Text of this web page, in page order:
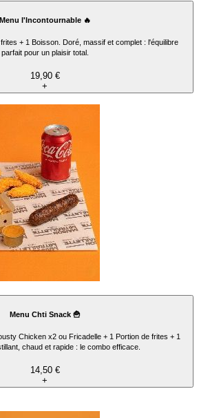
Menu l'Incontournable 🔥
+ 1 Boisson. Doré, massif et complet : l'équilibre
parfait pour un plaisir total.
19,90 €
+
Menu Chti Snack 🍟
Chicken x2 ou Fricadelle + 1 Portion de frites + 1
chaud et rapide : le combo efficace.
14,50 €
+